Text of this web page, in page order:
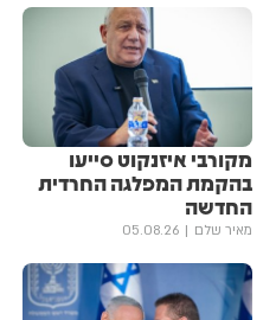
מקורבי איזנקוט סייעו
בהקמת המפלגה החרדית
החדשה
מאיר שלם 05.08.26